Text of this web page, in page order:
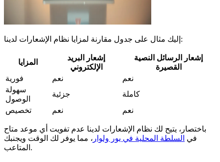
إليك مثال على جدول مقارنة لمزايا نظام الإشعارات لدينا:
المزايا
إشعار البريد
الإلكتروني
إشعار الرسائل النصية
القصيرة
فورية
نعم
نعم
سهولة
الوصول
جزئية
كاملة
تخصيص
نعم نعم
باختصار، يتيح لك نظام الإشعارات لدينا عدم تفويت أي موعد متاح
في السلطة المحلية في يور ولوار ، مما يوفر لك الوقت ويجنبك
المتاعب.